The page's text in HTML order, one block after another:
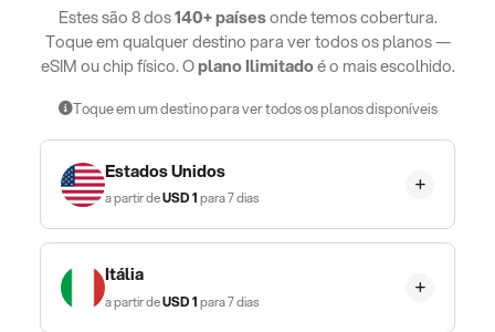
Estes são 8 dos140+ paísesonde temos cobertura.
Toque em qualquer destino para ver todos os planos —
eSIM ou chip físico. Oplano Ilimitadoé o mais escolhido.
Toque em um destino para ver todos os planos disponíveis
Estados Unidos
a partir deUSD1para 7 dias
Itália
a partir deUSD1para 7 dias